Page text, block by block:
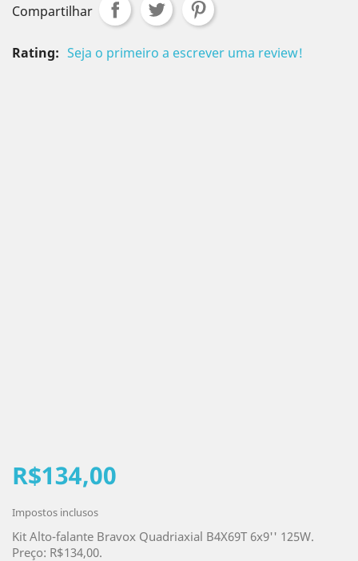
Compartilhar
Rating: Seja o primeiro a escrever uma review!
R$134,00
Impostos inclusos
Kit Alto-falante Bravox Quadriaxial B4X69T 6x9'' 125W.
Preço: R$134,00.